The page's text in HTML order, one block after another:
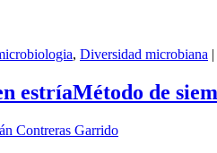
, Diversidad microbiana |
estríaMétodo de
Contreras Garrido